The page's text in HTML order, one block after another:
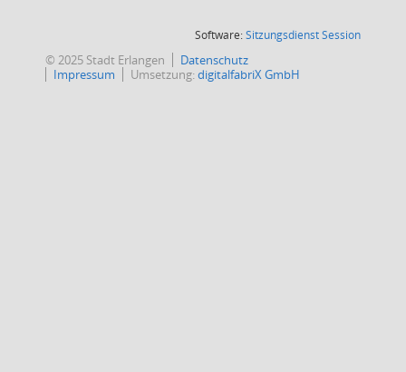
Software:SitzungsdienstSession(Wird in
© 2025 Stadt Erlangen
Datenschutz
Impressum
Umsetzung:digitalfabriX GmbH